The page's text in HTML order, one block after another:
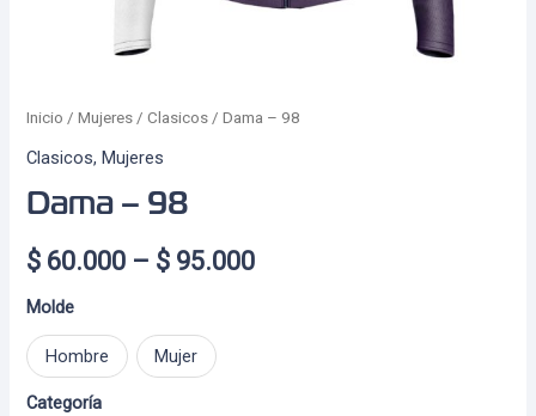
Inicio /Mujeres /Clasicos / Dama – 98
Clasicos,Mujeres
Dama – 98
$ 60.000 – $ 95.000Price
Molde
Hombre Mujer
Categoría